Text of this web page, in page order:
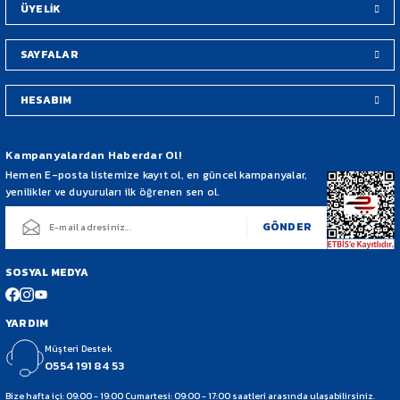
ÜYELİK
SAYFALAR
HESABIM
Kampanyalardan Haberdar Ol!
Hemen E-posta listemize kayıt ol, en güncel kampanyalar,
yenilikler ve duyuruları ilk öğrenen sen ol.
GÖNDER
SOSYAL MEDYA
YARDIM
Müşteri Destek
0554 191 84 53
Bize hafta içi: 09:00 - 19:00 Cumartesi: 09:00 - 17:00 saatleri arasında ulaşabilirsiniz.